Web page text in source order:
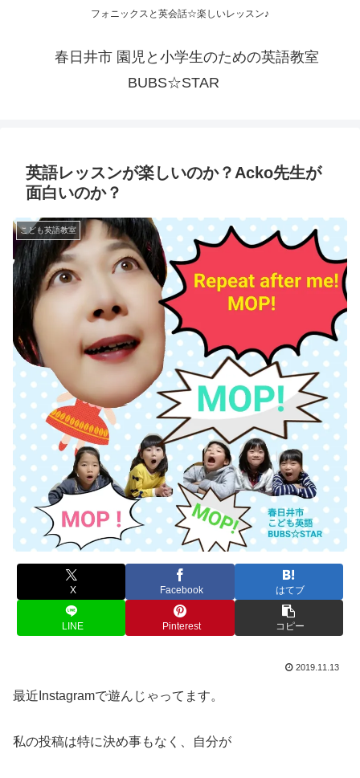
フォニックスと英会話☆楽しいレッスン♪
春日井市 園児と小学生のための英語教室
BUBS☆STAR
英語レッスンが楽しいのか？Acko先生が
面白いのか？
こども英語教室
X Facebook はてブ
LINE Pinterest コピー
2019.11.13
最近Instagramで遊んじゃってます。
私の投稿は特に決め事もなく、自分が